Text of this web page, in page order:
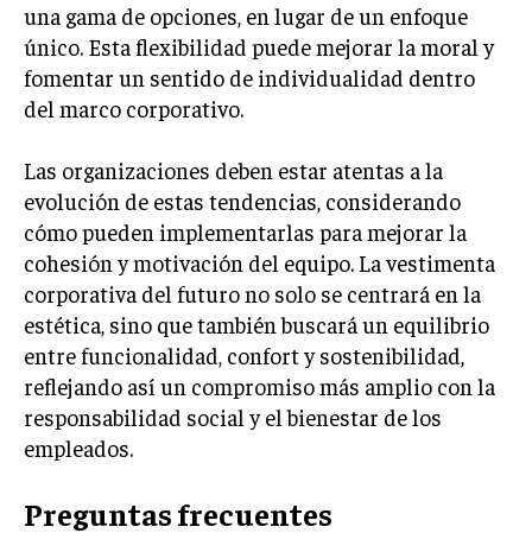
una gama de opciones, en lugar de un enfoque
único. Esta flexibilidad puede mejorar la moral y
fomentar un sentido de individualidad dentro
del marco corporativo.
Las organizaciones deben estar atentas a la
evolución de estas tendencias, considerando
cómo pueden implementarlas para mejorar la
cohesión y motivación del equipo. La vestimenta
corporativa del futuro no solo se centrará en la
estética, sino que también buscará un equilibrio
entre funcionalidad, confort y sostenibilidad,
reflejando así un compromiso más amplio con la
responsabilidad social y el bienestar de los
empleados.
Preguntas frecuentes